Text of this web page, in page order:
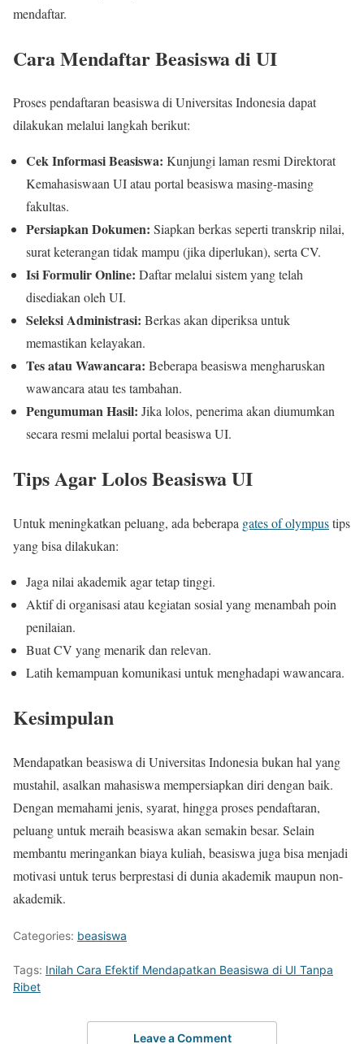
mendaftar.
Cara Mendaftar Beasiswa di UI
Proses pendaftaran beasiswa di Universitas Indonesia dapat
dilakukan melalui langkah berikut:
Cek Informasi Beasiswa: Kunjungi laman resmi Direktorat
Kemahasiswaan UI atau portal beasiswa masing-masing
fakultas.
Persiapkan Dokumen: Siapkan berkas seperti transkrip nilai,
surat keterangan tidak mampu (jika diperlukan), serta CV.
Isi Formulir Online: Daftar melalui sistem yang telah
disediakan oleh UI.
Seleksi Administrasi: Berkas akan diperiksa untuk
memastikan kelayakan.
Tes atau Wawancara: Beberapa beasiswa mengharuskan
wawancara atau tes tambahan.
Pengumuman Hasil: Jika lolos, penerima akan diumumkan
secara resmi melalui portal beasiswa UI.
Tips Agar Lolos Beasiswa UI
Untuk meningkatkan peluang, ada beberapa gates of olympustips
yang bisa dilakukan:
Jaga nilai akademik agar tetap tinggi.
Aktif di organisasi atau kegiatan sosial yang menambah poin
penilaian.
Buat CV yang menarik dan relevan.
Latih kemampuan komunikasi untuk menghadapi wawancara.
Kesimpulan
Mendapatkan beasiswa di Universitas Indonesia bukan hal yang
mustahil, asalkan mahasiswa mempersiapkan diri dengan baik.
Dengan memahami jenis, syarat, hingga proses pendaftaran,
peluang untuk meraih beasiswa akan semakin besar. Selain
membantu meringankan biaya kuliah, beasiswa juga bisa menjadi
motivasi untuk terus berprestasi di dunia akademik maupun non-
akademik.
Categories: beasiswa
Tags: Inilah Cara Efektif Mendapatkan Beasiswa di UI Tanpa
Ribet
Leave a Comment